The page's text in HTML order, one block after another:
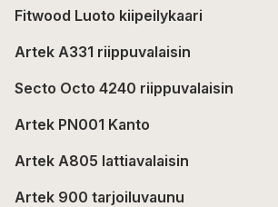
Fitwood Luoto kiipeilykaari
Artek A331 riippuvalaisin
Secto Octo 4240 riippuvalaisin
Artek PN001 Kanto
Artek A805 lattiavalaisin
Artek 900 tarjoiluvaunu